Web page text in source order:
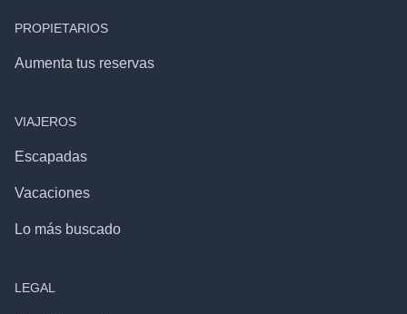
PROPIETARIOS
Aumenta tus reservas
VIAJEROS
Escapadas
Vacaciones
Lo más buscado
LEGAL